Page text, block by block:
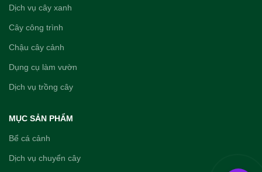
Dịch vụ cây xanh
Cây công trình
Chậu cây cảnh
Dụng cụ làm vườn
Dịch vụ trồng cây
MỤC SẢN PHẨM
Bể cá cảnh
Dịch vụ chuyển cây